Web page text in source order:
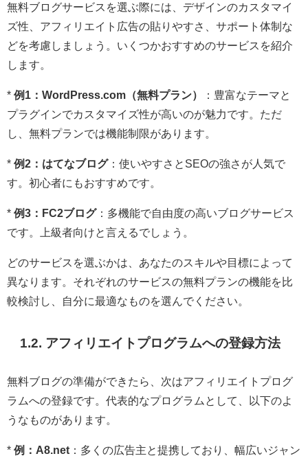
無料ブログサービスを選ぶ際には、デザインのカスタマイ
ズ性、アフィリエイト広告の貼りやすさ、サポート体制な
どを考慮しましょう。いくつかおすすめのサービスを紹介
します。
* 例1：WordPress.com（無料プラン）
：豊富なテーマと
プラグインでカスタマイズ性が高いのが魅力です。ただ
し、無料プランでは機能制限があります。
* 例2：はてなブログ：使いやすさとSEOの強さが人気で
す。初心者にもおすすめです。
* 例3：FC2ブログ：多機能で自由度の高いブログサービス
です。上級者向けと言えるでしょう。
どのサービスを選ぶかは、あなたのスキルや目標によって
異なります。それぞれのサービスの無料プランの機能を比
較検討し、自分に最適なものを選んでください。
1.2. アフィリエイトプログラムへの登録方法
無料ブログの準備ができたら、次はアフィリエイトプログ
ラムへの登録です。代表的なプログラムとして、以下のよ
うなものがあります。
* 例：A8.net ：多くの広告主と提携しており、幅広いジャン